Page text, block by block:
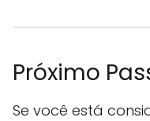
Próximo
Se você está